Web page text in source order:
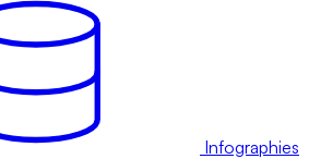
Infographies